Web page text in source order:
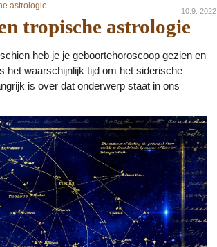
astrologie
10.9. 2022
tropische astrologie
heb je je geboortehoroscoop gezien en
het waarschijnlijk tijd om het siderische
is over dat onderwerp staat in ons